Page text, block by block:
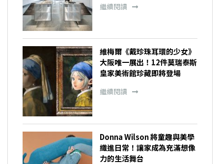
繼續閱讀
維梅爾《戴珍珠耳環的少女》
大阪唯一展出！12件莫瑞泰斯
皇家美術館珍藏即將登場
繼續閱讀
Donna Wilson 將童趣與美學
織進日常！讓家成為充滿想像
力的生活舞台